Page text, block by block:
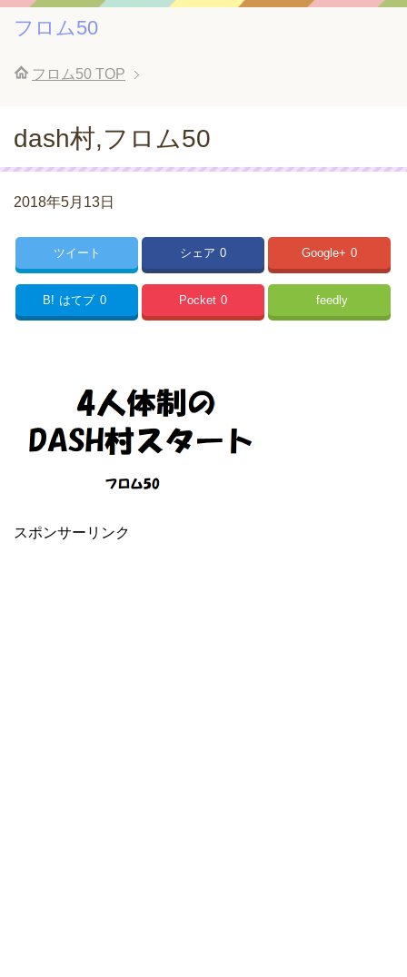
フロム50
フロム50 TOP
dash村,フロム50
2018年5月13日
ツイート シェア 0 Google+ 0
B! はてブ 0 Pocket 0 feedly
スポンサーリンク